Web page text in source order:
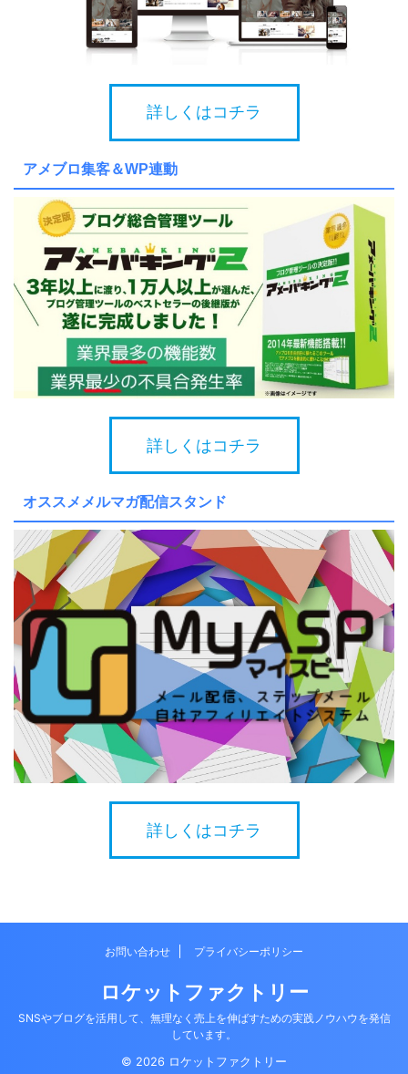
詳しくはコチラ
アメブロ集客＆WP連動
詳しくはコチラ
オススメメルマガ配信スタンド
詳しくはコチラ
お問い合わせ プライバシーポリシー
ロケットファクトリー
SNSやブログを活用して、無理なく売上を伸ばすための実践ノウハウを発信
しています。
© 2026 ロケットファクトリー